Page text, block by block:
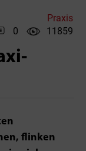
Praxis
0 11859
flinken